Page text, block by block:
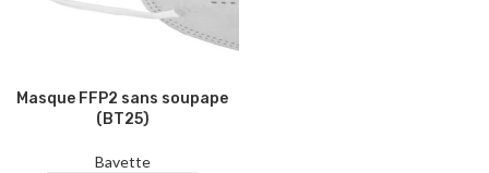
Masque FFP2 sans soupape
(BT25)
Bavette